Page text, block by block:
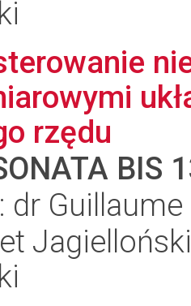
rzędu
BIS
dr Guillaume